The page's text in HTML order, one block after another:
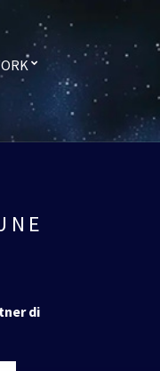
di